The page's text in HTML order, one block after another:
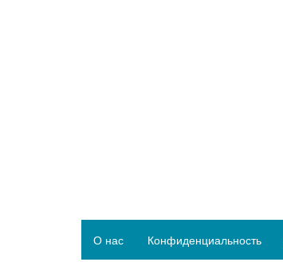
О нас Конфиденциальность